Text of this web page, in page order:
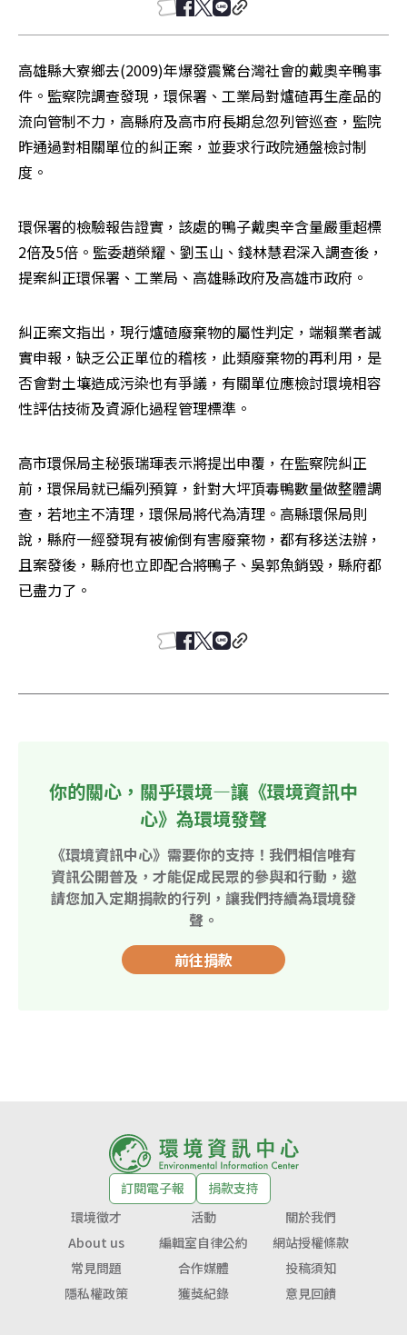
高雄縣大寮鄉去(2009)年爆發震驚台灣社會的戴奧辛鴨事
件。監察院調查發現，環保署、工業局對爐碴再生產品的
流向管制不力，高縣府及高市府長期怠忽列管巡查，監院
昨通過對相關單位的糾正案，並要求行政院通盤檢討制
度。
環保署的檢驗報告證實，該處的鴨子戴奧辛含量嚴重超標
2倍及5倍。監委趙榮耀、劉玉山、錢林慧君深入調查後，
提案糾正環保署、工業局、高雄縣政府及高雄市政府。
糾正案文指出，現行爐碴廢棄物的屬性判定，端賴業者誠
實申報，缺乏公正單位的稽核，此類廢棄物的再利用，是
否會對土壤造成污染也有爭議，有關單位應檢討環境相容
性評估技術及資源化過程管理標準。
高市環保局主秘張瑞琿表示將提出申覆，在監察院糾正
前，環保局就已編列預算，針對大坪頂毒鴨數量做整體調
查，若地主不清理，環保局將代為清理。高縣環保局則
說，縣府一經發現有被偷倒有害廢棄物，都有移送法辦，
且案發後，縣府也立即配合將鴨子、吳郭魚銷毀，縣府都
已盡力了。
你的關心，關乎環境—讓《環境資訊中
心》為環境發聲
《環境資訊中心》需要你的支持！我們相信唯有
資訊公開普及，才能促成民眾的參與和行動，邀
請您加入定期捐款的行列，讓我們持續為環境發
聲。
前往捐款
訂閱電子報
捐款支持
環境徵才
活動
關於我們
About us
編輯室自律公約
網站授權條款
常見問題
合作媒體
投稿須知
隱私權政策
獲獎紀錄 意見回饋